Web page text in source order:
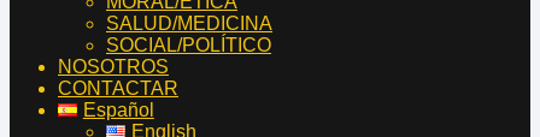
SALUD/MEDICINA
SOCIAL/POLÍTICO
NOSOTROS
CONTACTAR
Español
English